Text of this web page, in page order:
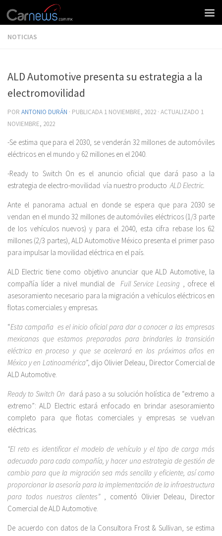
NOTICIAS
ALD Automotive presenta su estrategia a la
electromovilidad
POR ANTONIO DURÁN · PUBLICADA 1 NOVIEMBRE, 2022 · ACTUALIZADO 1
NOVIEMBRE, 2022
-Se estima que para el 2030, se venderán 32 millones de automóviles
eléctricos en el mundo y 62 millones en el 2040.
-Ready to Switch On es el anuncio oficial que dará paso a la
estrategia de electro-movilidad vía nuestro productoALD Electric.
Ante el panorama actual en donde se espera que para 2030 se
vendan en el mundo 32 millones de automóviles eléctricos (1/3 parte
de los vehículos nuevos) y para el 2040, esta cifra rebase los 62
millones (2/3 partes), ALD Automotive México presenta el primer paso
para impulsar la movilidad eléctrica en el país.
ALD Electric tiene como objetivo anunciar que ALD Automotive, la
compañía líder a nivel mundial de Full Service Leasing , ofrece el
asesoramiento necesario para la migración a vehículos eléctricos en
flotas comerciales y empresas.
“Esta campaña es el inicio oficial para dar a conocer a las empresas
mexicanas que estamos preparados para brindarles la transición
eléctrica en proceso y que se acelerará en los próximos años en
México y en Latinoamérica”, dijo Olivier Deleau, Director Comercial de
ALD Automotive.
Ready to Switch On dará paso a su solución holística de “extremo a
extremo”: ALD Electric estará enfocado en brindar asesoramiento
completo para que flotas comerciales y empresas se vuelvan
eléctricas.
“El reto es identificar el modelo de vehículo y el tipo de carga más
adecuado para cada compañía, y hacer una estrategia de gestión de
cambio para que la migración sea más sencilla y eficiente, así como
proporcionar la asesoría para la implementación de la infraestructura
para todos nuestros clientes”, comentó Olivier Deleau, Director
Comercial de ALD Automotive.
De acuerdo con datos de la Consultora Frost & Sullivan, se estima